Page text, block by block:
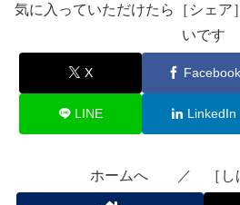
気に入っていただけたら［シェア
いです
X Facebook
LINE LinkedIn
ホームへ ／ ［し